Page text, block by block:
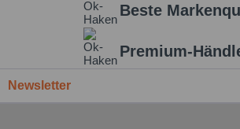
Beste
Premium-
Newsletter
Einstellungen speichern